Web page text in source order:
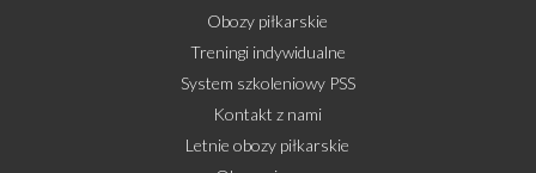
Obozy piłkarskie
Treningi indywidualne
System szkoleniowy PSS
Kontakt z nami
Letnie obozy piłkarskie